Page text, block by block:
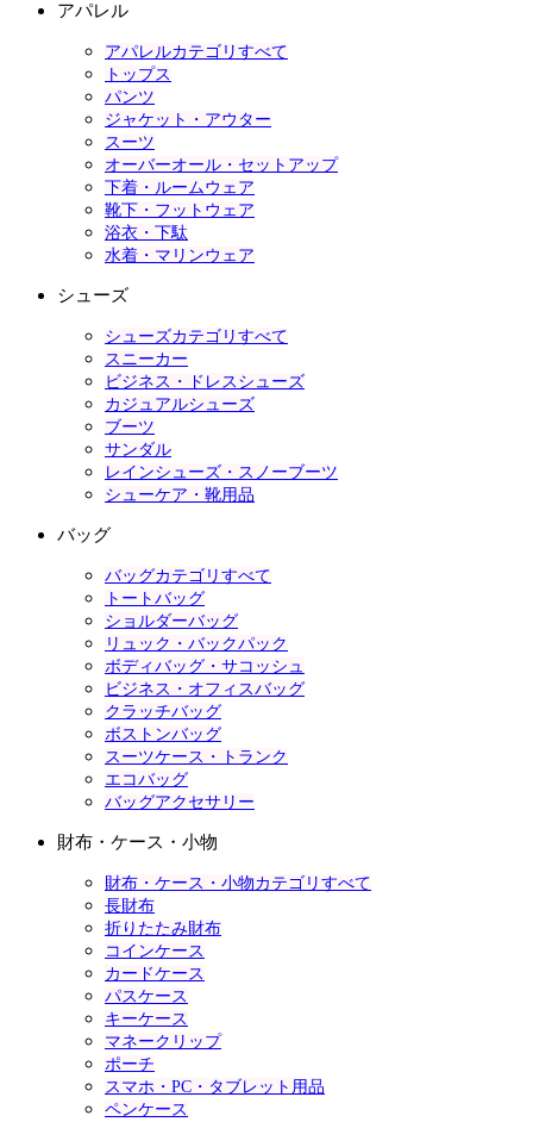
アパレル
アパレルカテゴリすべて
トップス
パンツ
ジャケット・アウター
スーツ
オーバーオール・セットアップ
下着・ルームウェア
靴下・フットウェア
浴衣・下駄
水着・マリンウェア
シューズ
シューズカテゴリすべて
スニーカー
ビジネス・ドレスシューズ
カジュアルシューズ
ブーツ
サンダル
レインシューズ・スノーブーツ
シューケア・靴用品
バッグ
バッグカテゴリすべて
トートバッグ
ショルダーバッグ
リュック・バックパック
ボディバッグ・サコッシュ
ビジネス・オフィスバッグ
クラッチバッグ
ボストンバッグ
スーツケース・トランク
エコバッグ
バッグアクセサリー
財布・ケース・小物
財布・ケース・小物カテゴリすべて
長財布
折りたたみ財布
コインケース
カードケース
パスケース
キーケース
マネークリップ
ポーチ
スマホ・PC・タブレット用品
ペンケース